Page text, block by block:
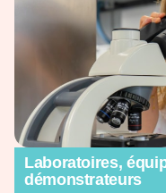
Laboratoires,
démonstrateurs